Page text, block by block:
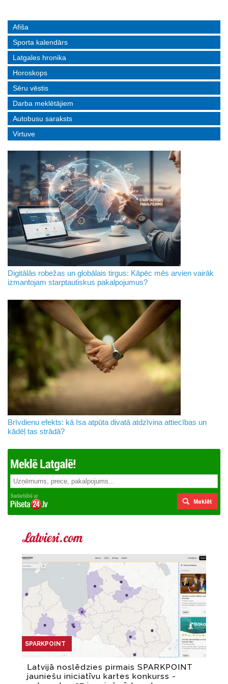
Afiša
Sporta kalendārs
Latgales hronika
Horoskops
Sēru vēstis
Darba meklētājiem
Autobusu saraksts
Virtuve
Digitālās robežas un globālais tirgus: Kāpēc mēs arvien vairāk
izmantojam starptautiskus pakalpojumus?
Brīvdienu efekts: kā īsa atpūta divatā atdzīvina attiecības un
kādēļ tas strādā?